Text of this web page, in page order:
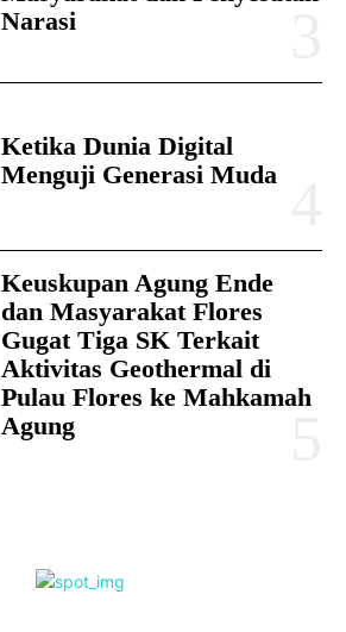
Narasi
Ketika Dunia Digital
Menguji Generasi Muda
Keuskupan Agung Ende
dan Masyarakat Flores
Gugat Tiga SK Terkait
Aktivitas Geothermal di
Pulau Flores ke Mahkamah
Agung